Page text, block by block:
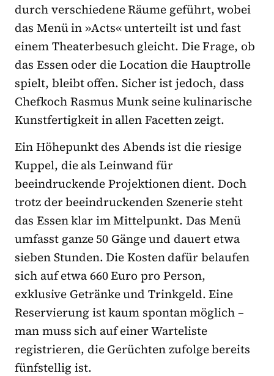
durch verschiedene Räume geführt, wobei
das Menü in »Acts« unterteilt ist und fast
einem Theaterbesuch gleicht. Die Frage, ob
das Essen oder die Location die Hauptrolle
spielt, bleibt offen. Sicher ist jedoch, dass
Chefkoch Rasmus Munk seine kulinarische
Kunstfertigkeit in allen Facetten zeigt.
Ein Höhepunkt des Abends ist die riesige
Kuppel, die als Leinwand für
beeindruckende Projektionen dient. Doch
trotz der beeindruckenden Szenerie steht
das Essen klar im Mittelpunkt. Das Menü
umfasst ganze 50 Gänge und dauert etwa
sieben Stunden. Die Kosten dafür belaufen
sich auf etwa 660 Euro pro Person,
exklusive Getränke und Trinkgeld. Eine
Reservierung ist kaum spontan möglich –
man muss sich auf einer Warteliste
registrieren, die Gerüchten zufolge bereits
fünfstellig ist.